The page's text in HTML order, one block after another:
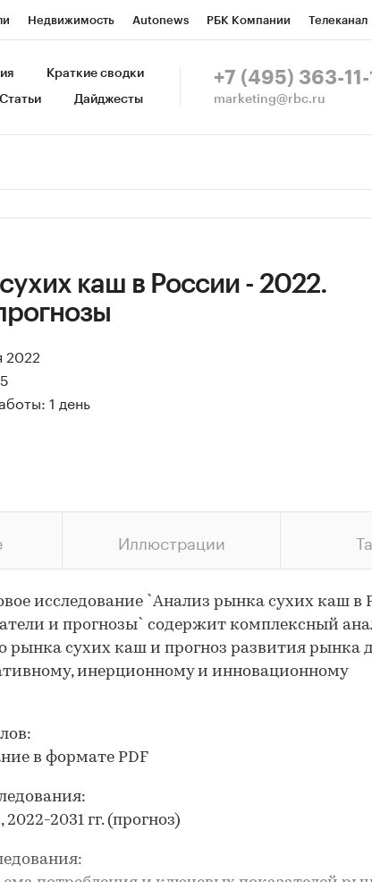
Недвижимость Autonews РБК Компании Телеканал
Спецпроекты СПб Конференции СПб Спецпроекты
Краткие сводки
Статьи Дайджесты
+7 (495) 363-11-
marketing@rbc.ru
каш в России - 2022.
2022
1 день
Иллюстрации
исследование `Анализ рынка сухих каш в
и прогнозы` содержит комплексный
рынка сухих каш и прогноз развития рынка
инерционному и инновационному
в формате PDF
2022-2031 гг. (прогноз)